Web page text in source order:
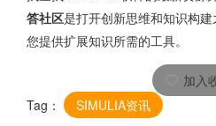
答社区是打开创新思维和知识构
您提供扩展知识所需的工具。
加入
Tag：
SIMULIA资讯